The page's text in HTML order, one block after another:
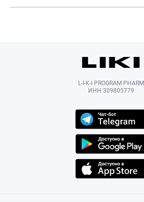
L-I-K-I PROGRAM PHARM
ИНН 309805779